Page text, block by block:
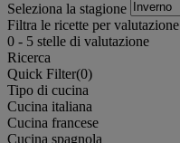
Seleziona la stagione
Filtra le ricette per valutazione
0 - 5 stelle di valutazione
Ricerca
Quick Filter(0)
Tipo di cucina
Cucina italiana
Cucina francese
Cucina spagnola